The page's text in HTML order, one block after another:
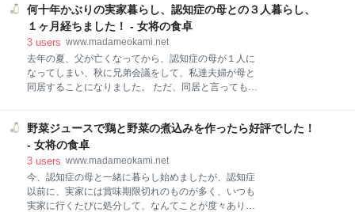
イ お肉料理が多い我が家ですが、本当はお魚料理をも
っと食べたいです。 焼き魚 昨日のテーブルです。 弟
はお土産を買うのが好きなので、いつもたくさん買っ
てきてく
て、わらじカツも有名なお店、山寿さんが良さそう、
行ってみたい、と思い、駅に着いてから直行。 結構、
並んでいたのですが、それでも食べたい気持ちのほう
が強かったので、お店の前で待っていて、無事、美味
しいお蕎麦とわらじカツを楽しむことができたのでし
た。 秩父名物わらじカツ、秩父名物わらじカツ、山寿
ビール 月見とろろそば わらじカツ丼と肉汁一口蕎麦セ
ット わらじカツ 秩父名物わらじカツ、秩父名物わらじ
カツ、山寿さんで楽しんできました！とろろ蕎麦も最
高です
何十年かぶりの実家暮らし、認知症の母との３人暮らし、
１ヶ月経ちました！ - 女将の食卓
3 users www.madameokami.net
去年の夏、父が亡くなってから、認知症の母が１人に
なってしまい、秋に兄弟会議をして、私達夫婦が母と
同居することになりました。 ただ、同居と言っても、
になんとか引越してきました。 長年、夫婦2人の生活
だったので、大変なことは想像以上。 でも、なんとか
かんとか１ヶ月経ち、まだ片付いていませんが、ちょ
っとだけ明るい気持ちになってきました。 何十年かぶ
りの実家暮らし、認知症の母との３人暮らし、１ヶ月
経ちました！ 大変だったこと 認知症の母 通勤時間 ２
野菜ジュースで鶏と野菜の煮込みを作ったら好評でした！
- 女将の食卓
3 users www.madameokami.net
今、認知症の母と一緒に暮らし始めましたが、認知症
以前に、実家には賞味期限切れのものが多く、いつも
実家に行くたびに処分して、なんてことが度々ありま